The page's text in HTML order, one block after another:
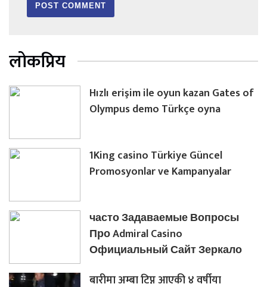
लोकप्रिय
Hızlı erişim ile oyun kazan Gates of
Olympus demo Türkçe oyna
1King casino Türkiye Güncel
Promosyonlar ve Kampanyalar
часто Задаваемые Вопросы
Про Admiral Casino
Официальный Сайт Зеркало
बारीमा अम्बा टिप्न आएकी ४ वर्षीया